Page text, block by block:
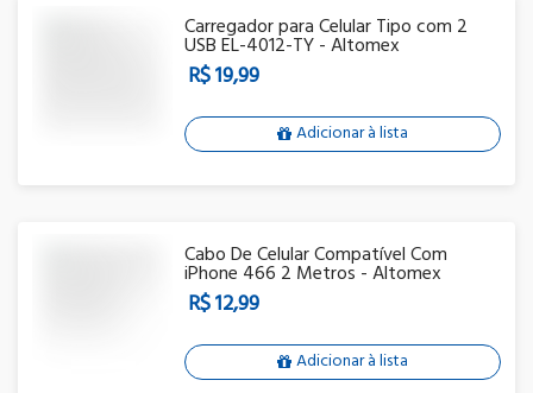
Carregador para Celular Tipo com 2
USB EL-4012-TY - Altomex
R$ 19,99
Adicionar à lista
Cabo De Celular Compatível Com
iPhone 466 2 Metros - Altomex
R$ 12,99
Adicionar à lista